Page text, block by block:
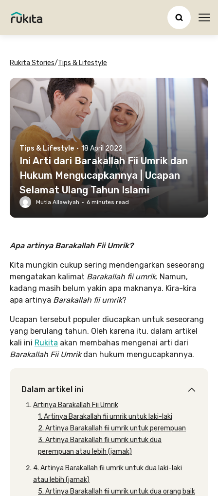
Rukita Stories/Tips & Lifestyle
Tips & Lifestyle · 18 April 2022
Ini Arti dari Barakallah Fii Umrik dan
Hukum Mengucapkannya | Ucapan
Selamat Ulang Tahun Islami
Mutia Allawiyah · 6 minutes read
Apa artinya Barakallah Fii Umrik?
Kita mungkin cukup sering mendengarkan seseorang
mengatakan kalimat Barakallah fii umrik. Namun,
kadang masih belum yakin apa maknanya. Kira-kira
apa artinya Barakallah fii umrik?
Ucapan tersebut populer diucapkan untuk seseorang
yang berulang tahun. Oleh karena itu, dalam artikel
kali ini Rukita akan membahas mengenai arti dari
Barakallah Fii Umrikdan hukum mengucapkannya.
Dalam artikel ini
Artinya Barakallah Fii Umrik
1. Artinya Barakallah fii umrik untuk laki-laki
2. Artinya Barakallah fii umrik untuk perempuan
3. Artinya Barakallah fii umrik untuk dua
perempuan atau lebih (jamak)
4. Artinya Barakallah fii umrik untuk dua laki-laki
atau lebih (jamak)
5. Artinya Barakallah fii umrik untuk dua orang baik